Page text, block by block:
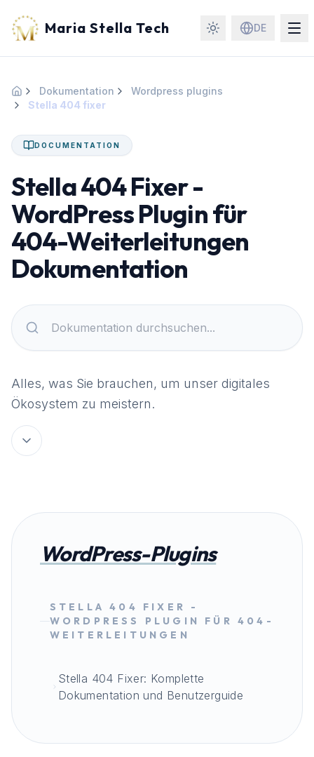
Maria Stella Tech DE
Startseite
Dokumentation
Wordpress plugins
Stella 404 fixer
DOCUMENTATION
Stella 404 Fixer -
WordPress Plugin für
404-Weiterleitungen
Dokumentation
Alles, was Sie brauchen, um unser digitales
Ökosystem zu meistern.
WordPress-Plugins
STELLA 404 FIXER -
WORDPRESS PLUGIN FÜR 404-
WEITERLEITUNGEN
Stella 404 Fixer: Komplette
Dokumentation und Benutzerguide